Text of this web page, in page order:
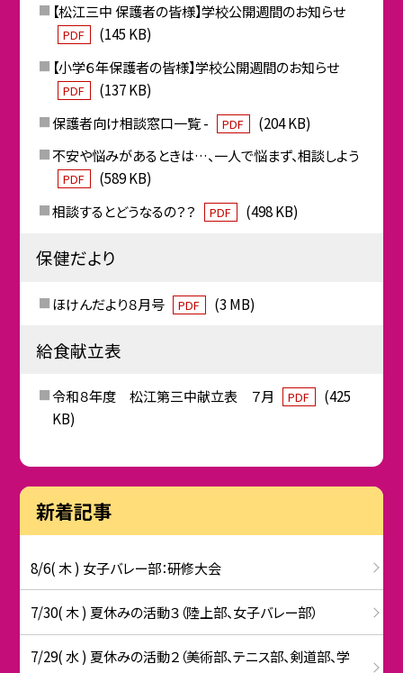
【松江三中 保護者の皆様】学校公開週間のお知らせ
PDF
(145 KB)
【小学６年保護者の皆様】学校公開週間のお知らせ
PDF
(137 KB)
保護者向け相談窓口一覧 -
PDF
(204 KB)
不安や悩みがあるときは…、一人で悩まず、相談しよう
PDF
(589 KB)
相談するとどうなるの？？
PDF (498 KB)
保健だより
ほけんだより８月号 PDF (3 MB)
給食献立表
令和８年度 松江第三中献立表 ７月 PDF
(425
KB)
新着記事
8/6( 木 ) 女子バレー部：研修大会
7/30( 木 ) 夏休みの活動３（陸上部、女子バレー部）
7/29( 水 ) 夏休みの活動２（美術部、テニス部、剣道部、学